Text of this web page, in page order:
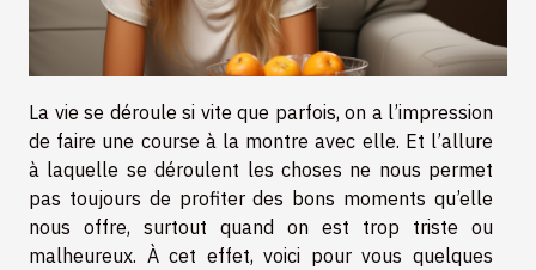
La vie se déroule si vite que parfois, on a l’impression
de faire une course à la montre avec elle. Et l’allure
à laquelle se déroulent les choses ne nous permet
pas toujours de profiter des bons moments qu’elle
nous offre, surtout quand on est trop triste ou
malheureux. À cet effet, voici pour vous quelques